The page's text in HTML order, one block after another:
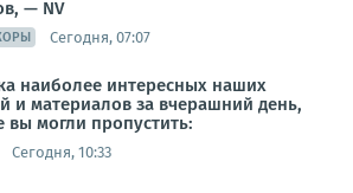
— NV
Сегодня, 07:07
наиболее интересных наших
и материалов за вчерашний день,
вы могли пропустить:
Сегодня, 10:33